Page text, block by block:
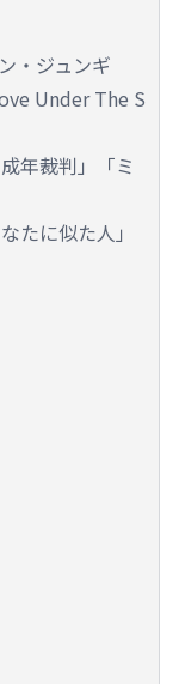
・ジュンギ
Under The S
年裁判」「ミ
たに似た人」